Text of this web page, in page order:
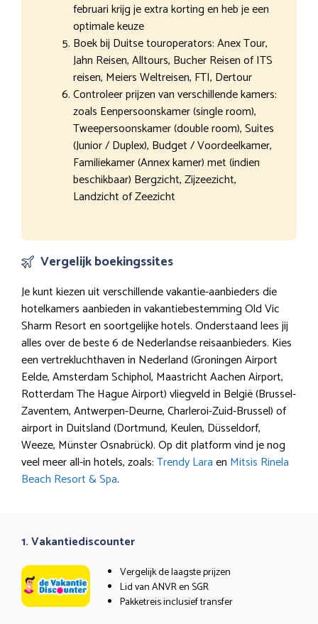
februari krijg je extra korting en heb je een
optimale keuze
Boek bij Duitse touroperators: Anex Tour,
Jahn Reisen, Alltours, Bucher Reisen of ITS
reisen, Meiers Weltreisen, FTI, Dertour
Controleer prijzen van verschillende kamers:
zoals Eenpersoonskamer (single room),
Tweepersoonskamer (double room), Suites
(Junior / Duplex), Budget / Voordeelkamer,
Familiekamer (Annex kamer) met (indien
beschikbaar) Bergzicht, Zijzeezicht,
Landzicht of Zeezicht
Vergelijk boekingssites
Je kunt kiezen uit verschillende vakantie-aanbieders die
hotelkamers aanbieden in vakantiebestemming Old Vic
Sharm Resort en soortgelijke hotels. Onderstaand lees jij
alles over de beste 6 de Nederlandse reisaanbieders. Kies
een vertrekluchthaven in Nederland (Groningen Airport
Eelde, Amsterdam Schiphol, Maastricht Aachen Airport,
Rotterdam The Hague Airport) vliegveld in België (Brussel-
Zaventem, Antwerpen-Deurne, Charleroi-Zuid-Brussel) of
airport in Duitsland (Dortmund, Keulen, Düsseldorf,
Weeze, Münster Osnabrück). Op dit platform vind je nog
veel meer all-in hotels, zoals:Trendy Laraen Mitsis Rinela
Beach Resort & Spa.
1. Vakantiediscounter
Vergelijk de laagste prijzen
Lid van ANVR en SGR
Pakketreis inclusief transfer